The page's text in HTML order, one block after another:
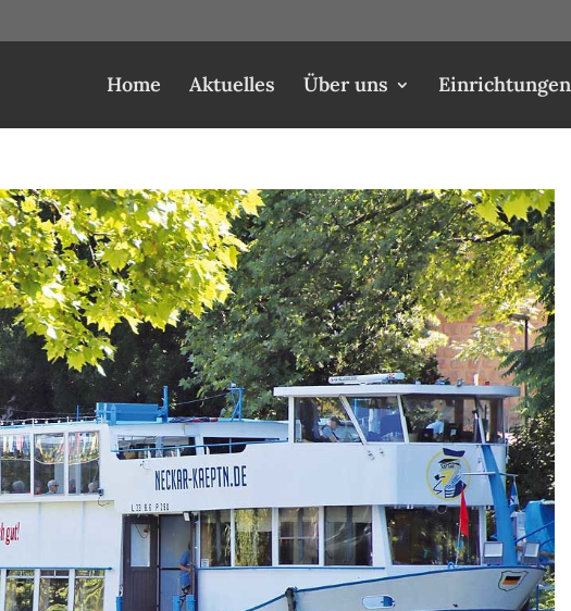
Home Aktuelles Über uns Einrichtungen